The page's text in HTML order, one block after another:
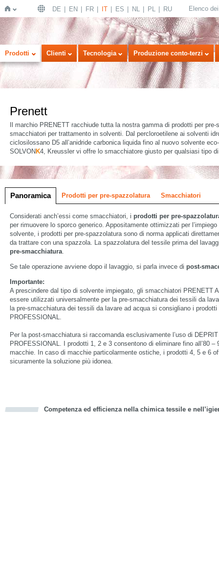
Home
DE EN FR IT ES NL PL RU Elenco
Prodotti Clienti Tecnologia Produzione conto-terzi
Prenett
Il marchio PRENETT racchiude tutta la nostra gamma di prodotti per pre-
smacchiatori per trattamento in solventi. Dal percloroetilene ai solventi
ciclosilossano D5 all’anidride carbonica liquida fino al nuovo solvente
SOLVON K4, Kreussler vi offre lo smacchiatore giusto per qualsiasi tipo
Panoramica Prodotti per pre-spazzolatura Smacchiatori
Considerati anch’essi come smacchiatori, i prodotti per pre-
per rimuovere lo sporco generico. Appositamente ottimizzati per
solvente, i prodotti per pre-spazzolatura sono di norma applicati
da trattare con una spazzola. La spazzolatura del tessile prima del
pre-smacchiatura.
Se tale operazione avviene dopo il lavaggio, si parla invece di post-
Importante:
A prescindere dal tipo di solvente impiegato, gli smacchiatori PRENETT
essere utilizzati universalmente per la pre-smacchiatura dei tessili da
la pre-smacchiatura dei tessili da lavare ad acqua si consigliano i prodotti
PROFESSIONAL.
Per la post-smacchiatura si raccomanda esclusivamente l’uso di DEPRIT
PROFESSIONAL. I prodotti 1, 2 e 3 consentono di eliminare fino all’80 –
macchie. In caso di macchie particolarmente ostiche, i prodotti 4, 5 e 6
sicuramente la soluzione più idonea.
icone
a elenco
Competenza ed efficienza nella chimica tessile e